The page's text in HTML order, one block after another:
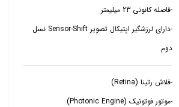
-فاصله کانونی 23 میلیمتر
-دارای لرزشگیر اپتیکال تصویر Sensor-Shift نسل
دوم
-فلاش رتینا (Retina)
-موتور فوتونیک (Photonic Engine)